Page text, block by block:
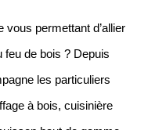
vous permettant d’allier
feu de bois ? Depuis
les particuliers
à bois, cuisinière